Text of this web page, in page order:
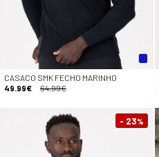
CASACO SMK FECHO MARINHO
49.99€
64.99€
- 23%